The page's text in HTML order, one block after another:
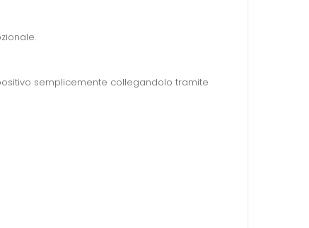
semplicemente collegandolo tramite